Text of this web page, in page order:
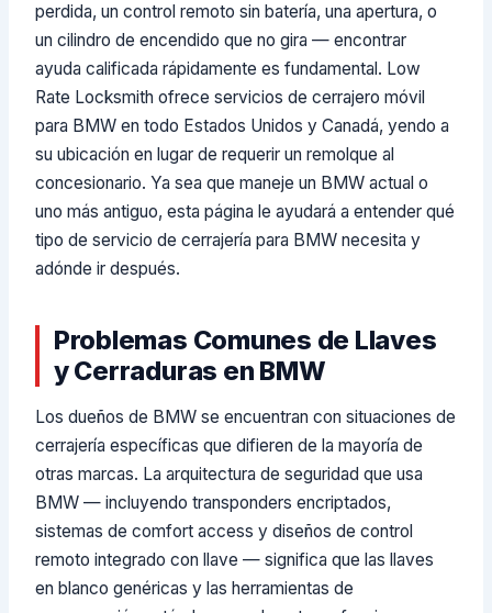
perdida, un control remoto sin batería, una apertura, o
un cilindro de encendido que no gira — encontrar
ayuda calificada rápidamente es fundamental. Low
Rate Locksmith ofrece servicios de cerrajero móvil
para BMW en todo Estados Unidos y Canadá, yendo a
su ubicación en lugar de requerir un remolque al
concesionario. Ya sea que maneje un BMW actual o
uno más antiguo, esta página le ayudará a entender qué
tipo de servicio de cerrajería para BMW necesita y
adónde ir después.
Problemas Comunes de Llaves
y Cerraduras en BMW
Los dueños de BMW se encuentran con situaciones de
cerrajería específicas que difieren de la mayoría de
otras marcas. La arquitectura de seguridad que usa
BMW — incluyendo transponders encriptados,
sistemas de comfort access y diseños de control
remoto integrado con llave — significa que las llaves
en blanco genéricas y las herramientas de